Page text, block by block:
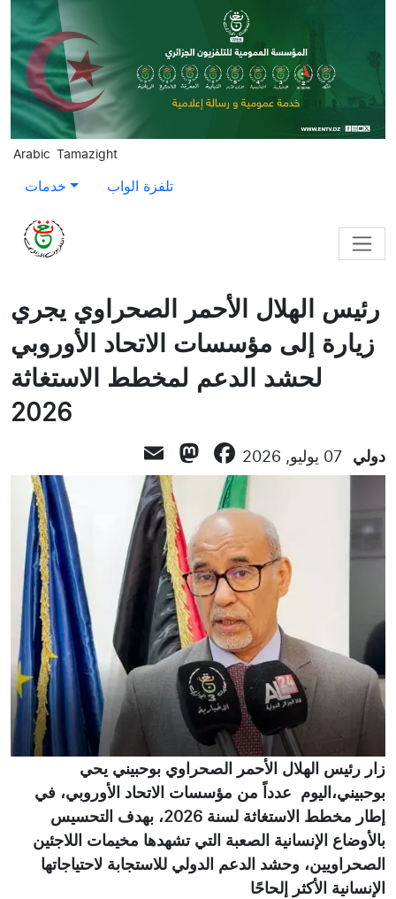
Skip to main content
Arabic Tamazight
خدمات تلفزة الواب
رئيس الهلال الأحمر الصحراوي يجري
زيارة إلى مؤسسات الاتحاد الأوروبي
لحشد الدعم لمخطط الاستغاثة
2026
دولي 07 يوليو, 2026 Facebook
Mastodon
زار رئيس الهلال الأحمر الصحراوي بوحبيني يحي
بوحبيني،اليوم عدداً من مؤسسات الاتحاد الأوروبي، في
إطار مخطط الاستغاثة لسنة 2026، بهدف التحسيس
بالأوضاع الإنسانية الصعبة التي تشهدها مخيمات اللاجئين
الصحراويين، وحشد الدعم الدولي للاستجابة لاحتياجاتها
الإنسانية الأكثر إلحاحًا